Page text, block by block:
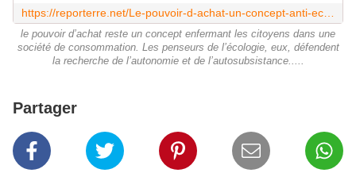
le pouvoir d’achat reste un concept enfermant les citoyens dans une
société de consommation. Les penseurs de l’écologie, eux, défendent
la recherche de l’autonomie et de l’autosubsistance.....
Partager